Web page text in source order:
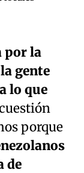
por la
gente
lo que
porque
de